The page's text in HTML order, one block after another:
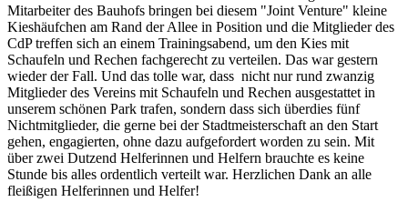
Mitarbeiter des Bauhofs bringen bei diesem "Joint Venture" kleine
Kieshäufchen am Rand der Allee in Position und die Mitglieder des
CdP treffen sich an einem Trainingsabend, um den Kies mit
Schaufeln und Rechen fachgerecht zu verteilen. Das war gestern
wieder der Fall. Und das tolle war, dass nicht nur rund zwanzig
Mitglieder des Vereins mit Schaufeln und Rechen ausgestattet in
unserem schönen Park trafen, sondern dass sich überdies fünf
Nichtmitglieder, die gerne bei der Stadtmeisterschaft an den Start
gehen, engagierten, ohne dazu aufgefordert worden zu sein. Mit
über zwei Dutzend Helferinnen und Helfern brauchte es keine
Stunde bis alles ordentlich verteilt war. Herzlichen Dank an alle
fleißigen Helferinnen und Helfer!